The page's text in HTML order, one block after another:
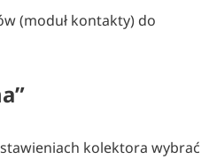
(moduł kontakty) do
kolektora wybrać